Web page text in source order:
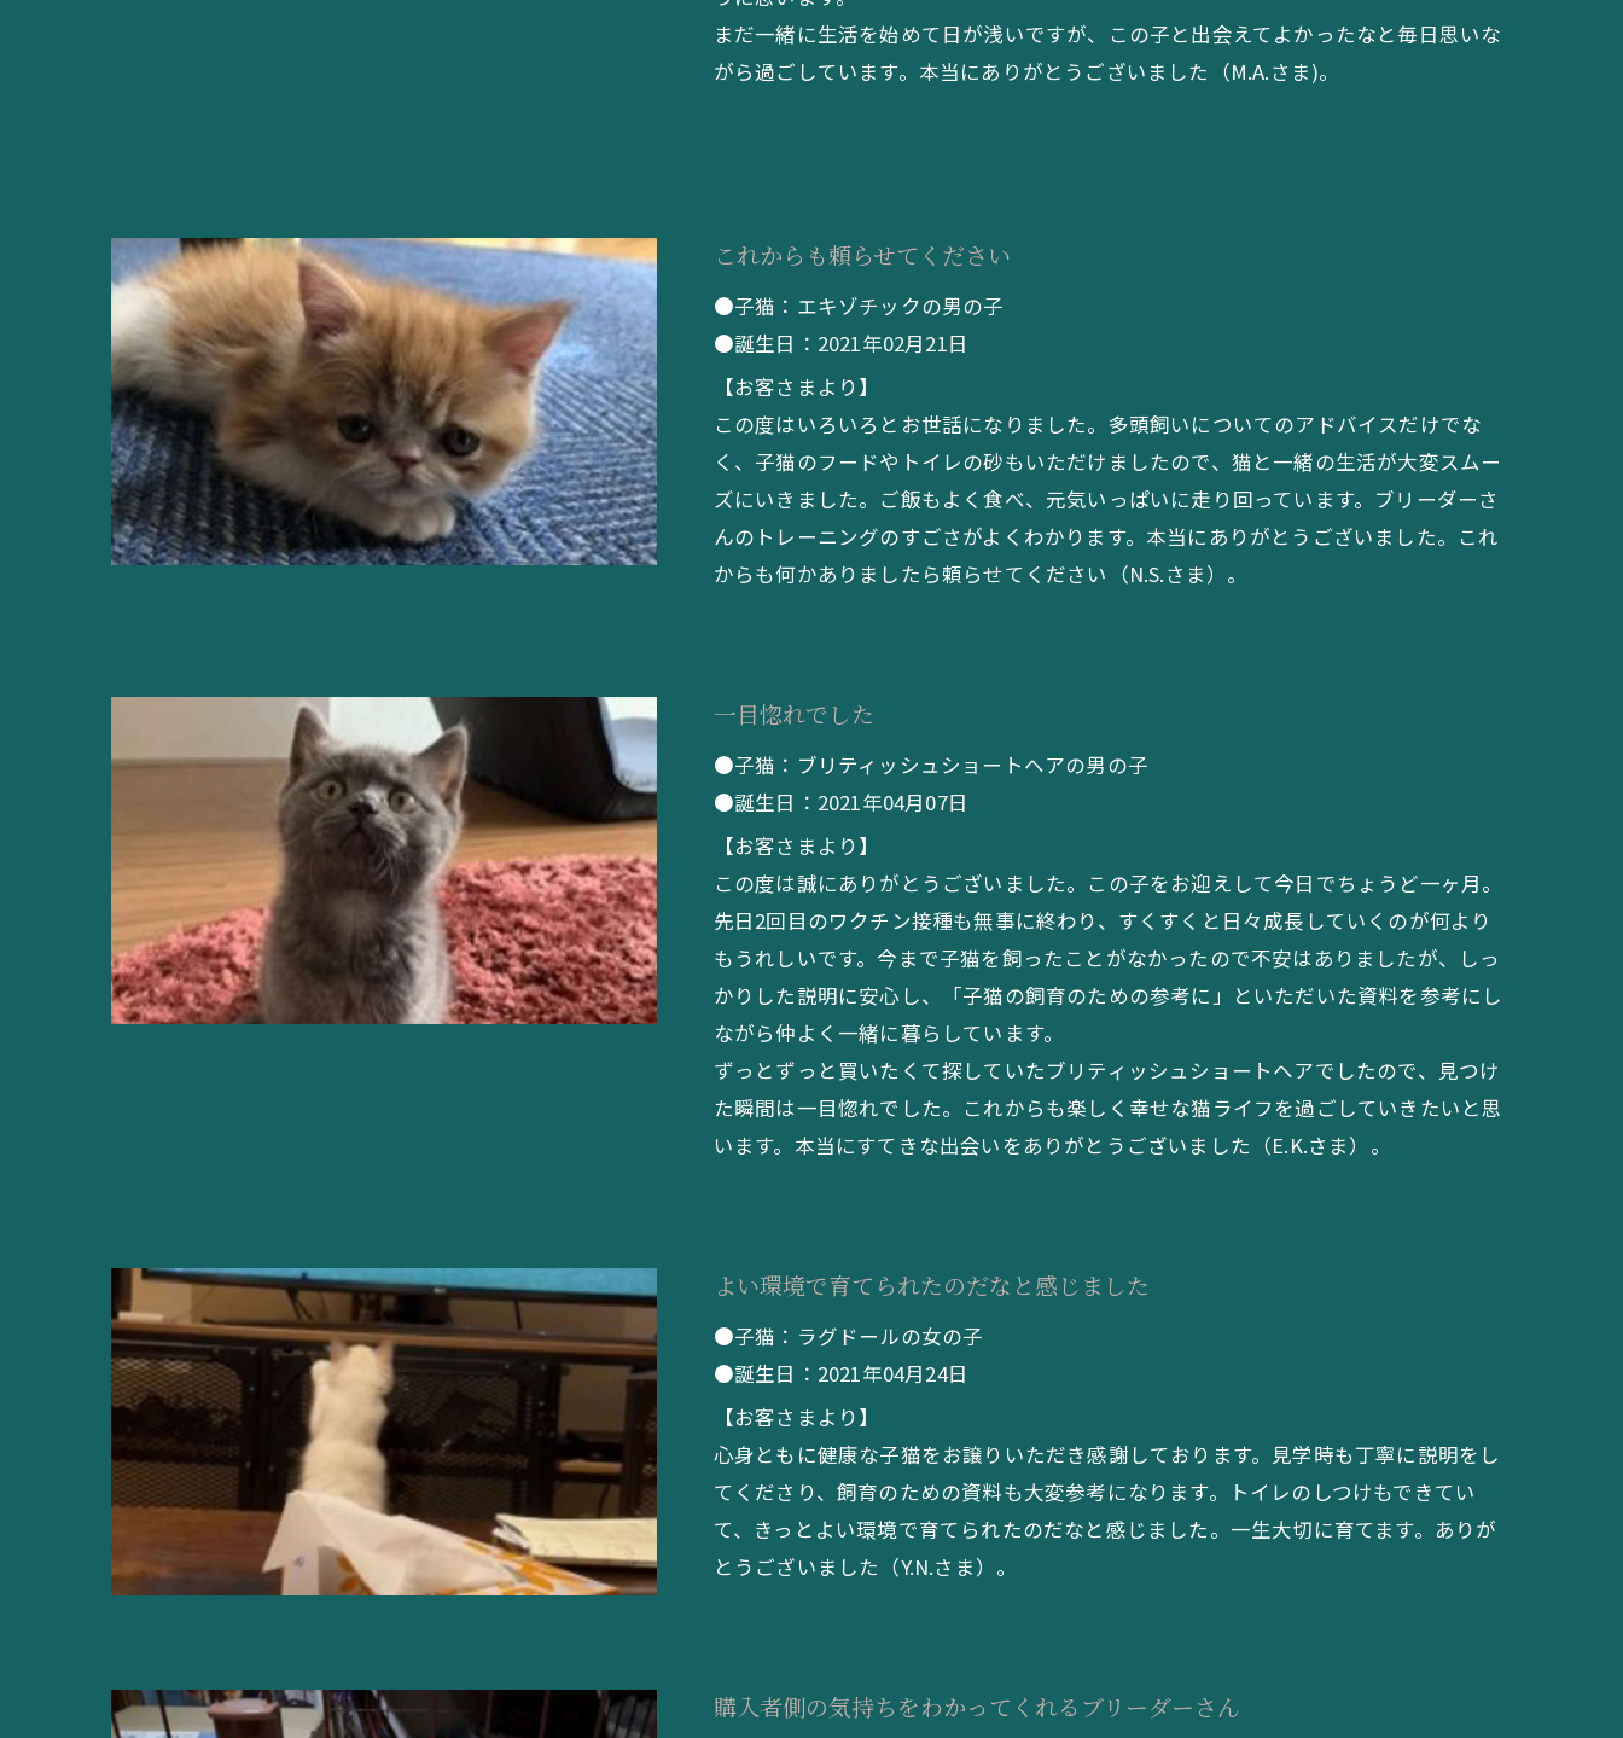
まだ一緒に生活を始めて日が浅いですが、この子と出会えてよかったなと毎日思いな
がら過ごしています。本当にありがとうございました（M.A.さま)。
これからも頼らせてください
●子猫：エキゾチックの男の子
●誕生日：2021年02月21日
【お客さまより】
この度はいろいろとお世話になりました。多頭飼いについてのアドバイスだけでな
く、子猫のフードやトイレの砂もいただけましたので、猫と一緒の生活が大変スムー
ズにいきました。ご飯もよく食べ、元気いっぱいに走り回っています。ブリーダーさ
んのトレーニングのすごさがよくわかります。本当にありがとうございました。これ
からも何かありましたら頼らせてください（N.S.さま）。
一目惚れでした
●子猫：ブリティッシュショートヘアの男の子
●誕生日：2021年04月07日
【お客さまより】
この度は誠にありがとうございました。この子をお迎えして今日でちょうど一ヶ月。
先日2回目のワクチン接種も無事に終わり、すくすくと日々成長していくのが何より
もうれしいです。今まで子猫を飼ったことがなかったので不安はありましたが、しっ
かりした説明に安心し、「子猫の飼育のための参考に」といただいた資料を参考にし
ながら仲よく一緒に暮らしています。
ずっとずっと買いたくて探していたブリティッシュショートヘアでしたので、見つけ
た瞬間は一目惚れでした。これからも楽しく幸せな猫ライフを過ごしていきたいと思
います。本当にすてきな出会いをありがとうございました（E.K.さま）。
よい環境で育てられたのだなと感じました
●子猫：ラグドールの女の子
●誕生日：2021年04月24日
【お客さまより】
心身ともに健康な子猫をお譲りいただき感謝しております。見学時も丁寧に説明をし
てくださり、飼育のための資料も大変参考になります。トイレのしつけもできてい
て、きっとよい環境で育てられたのだなと感じました。一生大切に育てます。ありが
とうございました（Y.N.さま）。
購入者側の気持ちをわかってくれるブリーダーさん